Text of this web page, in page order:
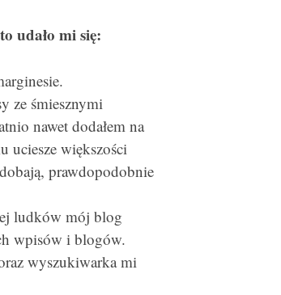
udało mi się:
ze śmiesznymi
nawet dodałem na
uciesze większości
prawdopodobnie
ludków mój blog
wpisów i blogów.
wyszukiwarka mi